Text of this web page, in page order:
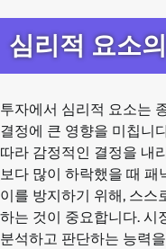
심리적 요소
투자에서 심리적 요소는
결정에 큰 영향을 미칩니
따라 감정적인 결정을 내
보다 많이 하락했을 때 패
이를 방지하기 위해, 스스
하는 것이 중요합니다. 시
분석하고 판단하는 능력